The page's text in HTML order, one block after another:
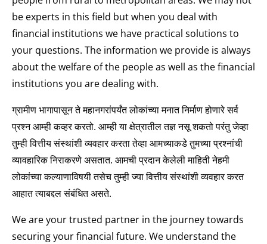
be experts in this field but when you deal with
financial institutions we have practical solutions to
your questions. The information we provide is always
about the welfare of the people as well as the financial
institutions you are dealing with.
ग्रामीण भागापासून ते महानगरांपर्यंत लोकांच्या मनात निर्माण होणारे सर्व
प्रश्न आम्ही कव्हर करतो. आम्ही या क्षेत्रातील तज्ञ नसू शकतो परंतु जेव्हा
तुम्ही वित्तीय संस्थांशी व्यवहार करता तेव्हा आमच्याकडे तुमच्या प्रश्नांची
व्यावहारिक निराकरणे असतात. आमची प्रदान केलेली माहिती नेहमी
लोकांच्या कल्याणाविषयी तसेच तुम्ही ज्या वित्तीय संस्थांशी व्यवहार करत
आहात त्याबद्दल संबंधित असते.
We are your trusted partner in the journey towards
securing your financial future. We understand the